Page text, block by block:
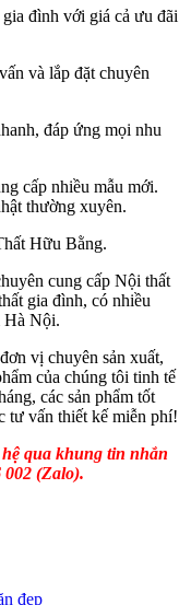
đình với giá cả ưu đãi
và lắp đặt chuyên
đáp ứng mọi nhu
cấp nhiều mẫu mới.
thường xuyên.
Hữu Bằng.
cung cấp Nội thất
gia đình, có nhiều
Hà Nội.
vị chuyên sản xuất,
của chúng tôi tinh tế
các sản phẩm tốt
tư vấn thiết kế miễn phí!
qua khung tin nhắn
002 (Zalo).
đẹp